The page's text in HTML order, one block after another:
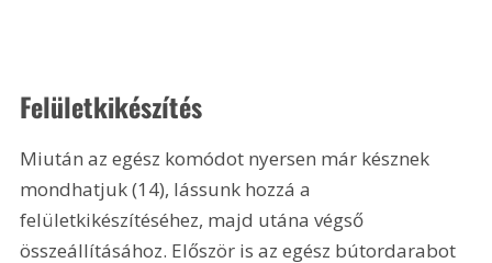
Felületkikészítés
Miután az egész komódot nyersen már késznek
mondhatjuk (14), lássunk hozzá a
felületkikészítéséhez, majd utána végső
összeállításához. Először is az egész bútordarabot